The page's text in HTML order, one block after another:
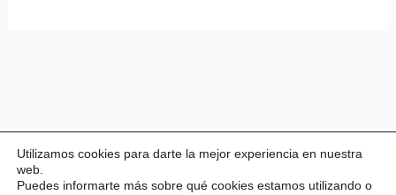
Utilizamos cookies para darte la mejor experiencia en nuestra
web.
Puedes informarte más sobre qué cookies estamos utilizando o